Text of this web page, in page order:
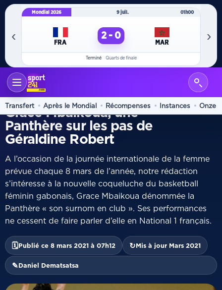
‹
Mondial 2026 9 juil. 01h00
FRA
2 - 0
MAR
Terminé Quarts de finale
›
Transfert Après le Mondial Récompenses Instances Onze
ACCUEIL
PORTRAIT
Grace Mbaikoua, une
Panthère sur les pas de
Géraldine Robert
A l’occasion de la journée internationale de la femme
prévue chaque 8 mars de l’année, notre rédaction
s’intéresse à la nouvelle coqueluche du basketball
féminin gabonais, Grace Mbaikoua dénommée la
Panthère « son surnom en club ». Ses performances
ne cessent de faire parler d’elle en National 1 français.
🗓Publié ce 8 mars 2021 à 07h12 ↻Mis à jour Mars 2021
✎Daniel Dematsatsa